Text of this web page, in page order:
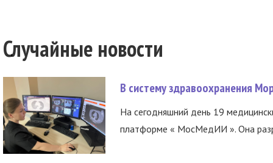
Случайные новости
В систему здравоохранения
На сегодняшний день 19
платформе « МосМедИИ ». Она